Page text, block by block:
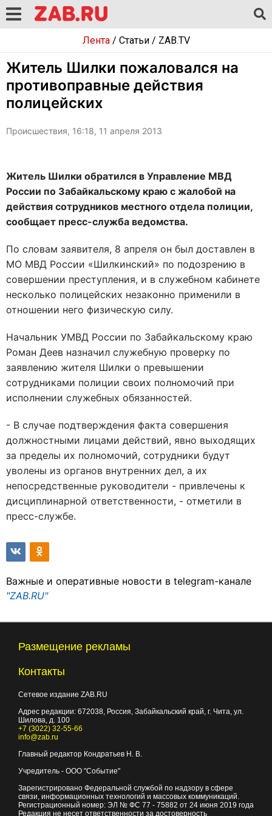
Лента/ Статьи/ ZAB.TV
Житель Шилки пожаловался на
противоправные действия
полицейских
Происшествия, 16:18, 11 апреля 2013
Житель Шилки обратился в Управление МВД
России по Забайкальскому краю с жалобой на
действия сотрудников местного отдела полиции,
сообщает пресс-служба ведомства.
По словам заявителя, 8 апреля он был доставлен в
МО МВД России «Шилкинский» по подозрению в
совершении преступления, и в служебном кабинете
несколько полицейских незаконно применили в
отношении него физическую силу.
Начальник УМВД России по Забайкальскому краю
Роман Деев назначил служебную проверку по
заявлению жителя Шилки о превышении
сотрудниками полиции своих полномочий при
исполнении служебных обязанностей.
- В случае подтверждения факта совершения
должностными лицами действий, явно выходящих
за пределы их полномочий, сотрудники будут
уволены из органов внутренних дел, а их
непосредственные руководители - привлечены к
дисциплинарной ответственности, - отметили в
пресс-службе.
Важные и оперативные новости в telegram-канале
"ZAB.RU"
Размещение рекламы
Контакты
Сетевое издание ZAB.RU
Адрес редакции: 672038, Россия, Забайкальский край, г. Чита, ул.
Шилова, д. 100
+7 (3022) 32-55-66
info@zab.ru
Главный редактор Кондратьев Н. В.
Учредитель - ООО "Событие"
Зарегистрировано Федеральной службой по надзору в сфере
связи, информационных технологий и массовых коммуникаций.
Регистрационный номер: ЭЛ № ФС 77 - 75882 от 24 июня 2019 года
Редакция не несет ответственности за достоверность